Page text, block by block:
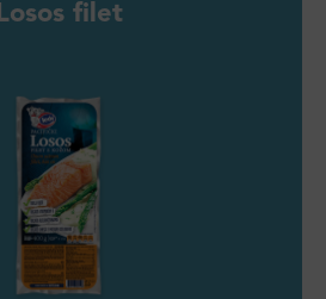
Losos filet